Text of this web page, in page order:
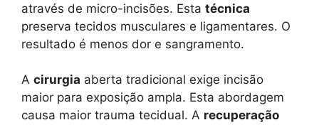
através de micro-incisões. Esta técnica
preserva tecidos musculares e ligamentares. O
resultado é menos dor e sangramento.
A cirurgia aberta tradicional exige incisão
maior para exposição ampla. Esta abordagem
causa maior trauma tecidual. A recuperação